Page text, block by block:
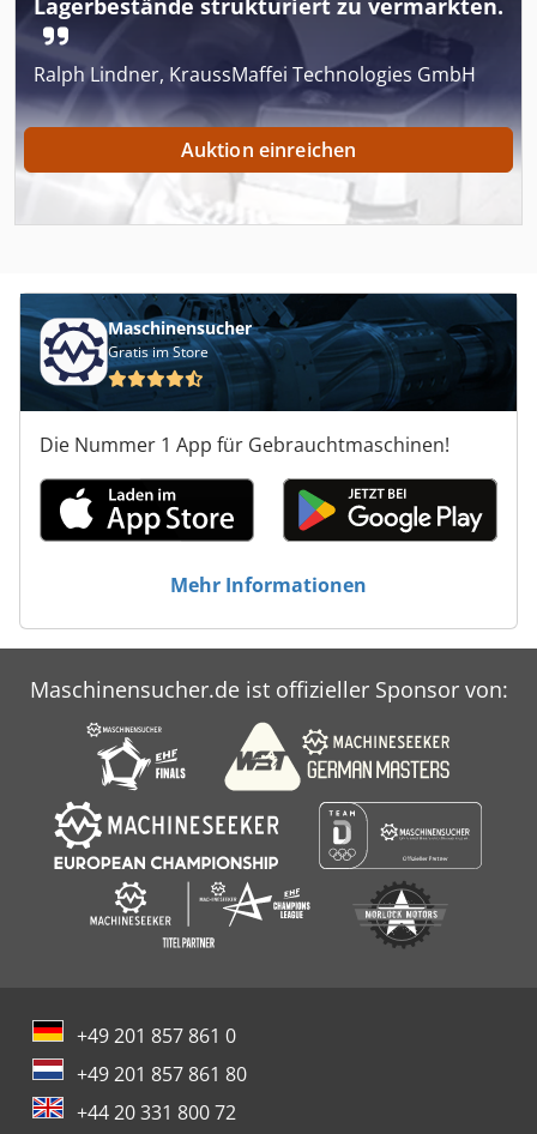
Lagerbestände strukturiert zu vermarkten.
Ralph Lindner, KraussMaffei Technologies GmbH
Auktion einreichen
Maschinensucher
Gratis im Store
Die Nummer 1 App für Gebrauchtmaschinen!
Mehr Informationen
Maschinensucher.de ist offizieller Sponsor von:
+49 201 857 861 0
+49 201 857 861 80
+44 20 331 800 72